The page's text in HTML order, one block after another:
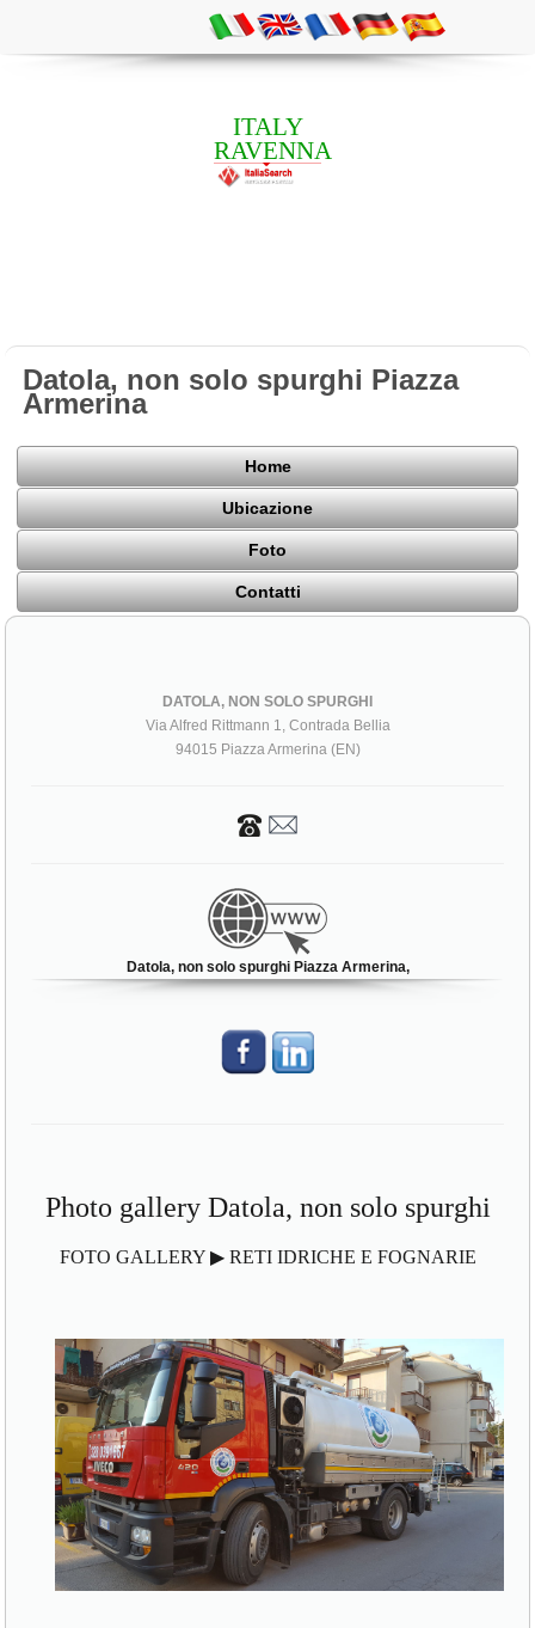
ITALY
RAVENNA
Datola, non solo spurghi Piazza
Armerina
Home
Ubicazione
Foto
Contatti
DATOLA, NON SOLO SPURGHI
Via Alfred Rittmann 1, Contrada Bellia
94015 Piazza Armerina (EN)
Datola, non solo spurghi Piazza Armerina,
Photo gallery Datola, non solo spurghi
FOTO GALLERY ▶ RETI IDRICHE E FOGNARIE